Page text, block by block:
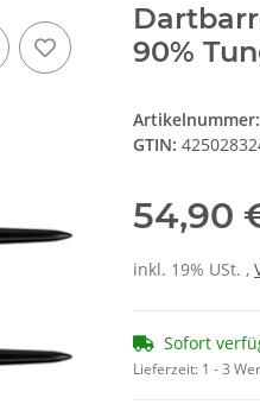
90%
Artikelnummer:
GTIN:
54,90
inkl. 19% USt. ,
Sofort
Lieferzeit: 1 - 3